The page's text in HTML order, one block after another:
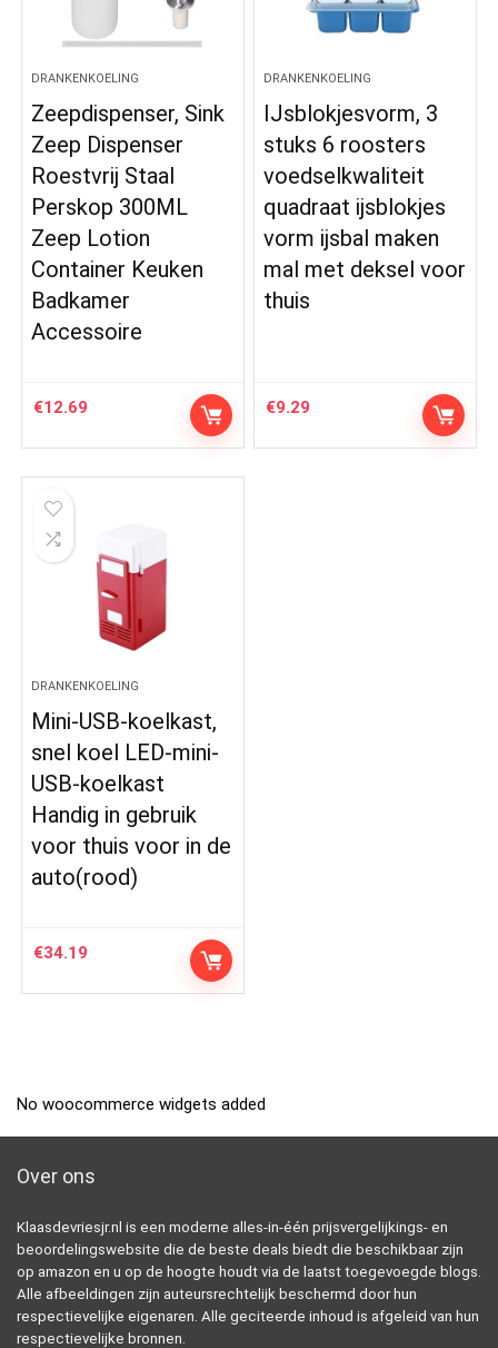
DRANKENKOELING
Zeepdispenser, Sink
Zeep Dispenser
Roestvrij Staal
Perskop 300ML
Zeep Lotion
Container Keuken
Badkamer
Accessoire
€12.69
DRANKENKOELING
IJsblokjesvorm, 3
stuks 6 roosters
voedselkwaliteit
quadraat ijsblokjes
vorm ijsbal maken
mal met deksel voor
thuis
€9.29
DRANKENKOELING
Mini-USB-koelkast,
snel koel LED-mini-
USB-koelkast
Handig in gebruik
voor thuis voor in de
auto(rood)
€34.19
No woocommerce widgets added
Over ons
Klaasdevriesjr.nl is een moderne alles-in-één prijsvergelijkings- en
beoordelingswebsite die de beste deals biedt die beschikbaar zijn
op amazon en u op de hoogte houdt via de laatst toegevoegde blogs.
Alle afbeeldingen zijn auteursrechtelijk beschermd door hun
respectievelijke eigenaren. Alle geciteerde inhoud is afgeleid van hun
respectievelijke bronnen.